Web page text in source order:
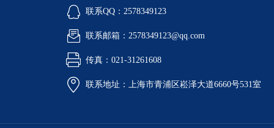
联系QQ：2578349123
联系邮箱：2578349123@qq.com
传真：021-31261608
联系地址：上海市青浦区崧泽大道6660号531室